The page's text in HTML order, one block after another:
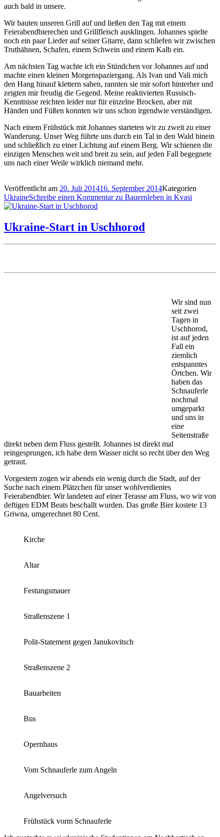
auch bald in unsere.
Wir bauten unseren Grill auf und ließen den Tag mit einem
Feierabendbierechen und Grillfleisch ausklingen. Johannes spielte
noch ein paar Lieder auf seiner Gitarre, dann schliefen wir zwischen
Truthähnen, Schafen, einem Schwein und einem Kalb ein.
Am nächsten Tag wachte ich ein Stündchen vor Johannes auf und
machte einen kleinen Morgenspaziergang. Als Ivan und Vali mich
den Hang hinauf klettern sahen, rannten sie mir sofort hinterher und
zeigten mir freudig die Gegend. Meine reaktivierten Russisch-
Kenntnisse reichten leider nur für einzelne Brocken, aber mit
Händen und Füßen konnten wir uns schon irgendwie verständigen.
Nach einem Frühstück mit Johannes starteten wir zu zweit zu einer
Wanderung. Unser Weg führte uns durch ein Tal in den Wald hinein
und schließlich zu einer Lichtung auf einem Berg. Wir schienen die
einzigen Menschen weit und breit zu sein, auf jeden Fall begegnete
uns nach einer Weile wirklich niemand mehr.
Veröffentlicht am 20. Juli 201416. September 2014Kategorien
UkraineSchreibe einen Kommentarzu Bauernleben in Kvasi
Ukraine-Start in Uschhorod
Wir sind nun
seit zwei
Tagen in
Uschhorod,
ist auf jeden
Fall ein
ziemlich
entspanntes
Örtchen. Wir
haben das
Schnauferle
nochmal
umgeparkt
und uns in
eine
Seitenstraße
direkt neben dem Fluss gestellt. Johannes ist direkt mal
reingesprungen, ich habe dem Wasser nicht so recht über den Weg
getraut.
Vorgestern zogen wir abends ein wenig durch die Stadt, auf der
Suche nach einem Plätzchen für unser wohlverdientes
Feierabendbier. Wir landeten auf einer Terasse am Fluss, wo wir von
deftigen EDM Beats beschallt wurden. Das große Bier kostete 13
Griwna, umgerechnet 80 Cent.
Kirche
Altar
Festungsmauer
Straßenszene 1
Polit-Statement gegen Janukovitsch
Straßenszene 2
Bauarbeiten
Bus
Opernhaus
Vom Schnauferle zum Angeln
Angelversuch
Frühstück vorm Schnauferle